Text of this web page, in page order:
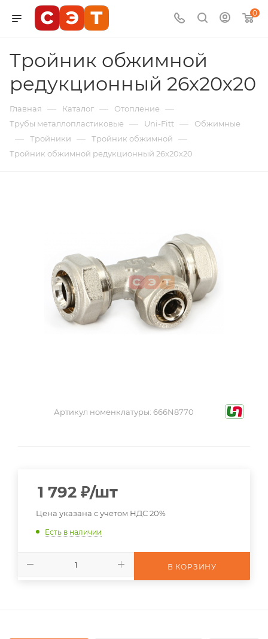
0
Тройник обжимной
редукционный 26х20х20
Главная — Каталог — Отопление —
Трубы металлопластиковые — Uni-Fitt — Обжимные
— Тройники — Тройник обжимной —
Тройник обжимной редукционный 26х20х20
Артикул номенклатуры: 666N8770
1 792 ₽/шт
Цена указана с учетом НДС 20%
Есть в наличии
В КОРЗИНУ